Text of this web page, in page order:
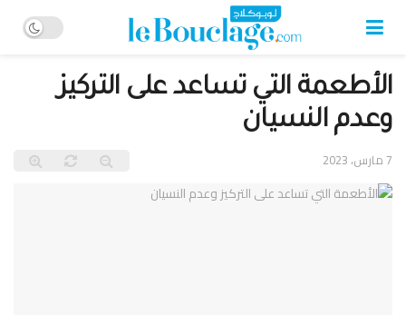
الأطعمة التي تساعد على التركيز
وعدم النسيان
7 مارس، 2023